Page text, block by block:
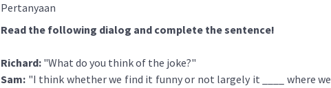
Pertanyaan
Read the following dialog and complete the sentence!
Richard: "What do you think of the joke?"
Sam: "I think whether we find it funny or not largely it ____ where we